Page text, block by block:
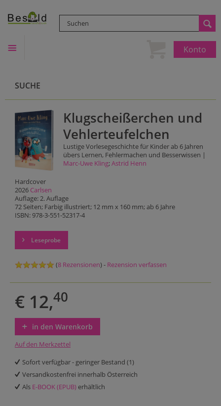
Konto
SUCHE
Klugscheißerchen und
Vehlerteufelchen
Lustige Vorlesegeschichte für Kinder ab 6 Jahren
übers Lernen, Fehlermachen und Besserwissen |
Marc-Uwe Kling;Astrid Henn
Hardcover
2026 Carlsen
Auflage: 2. Auflage
72 Seiten; Farbig illustriert; 12 mm x 160 mm; ab 6 Jahre
ISBN: 978-3-551-52317-4
Leseprobe
(8 Rezensionen) - Rezension verfassen
€ 12,40
in den Warenkorb
Auf den Merkzettel
Sofort verfügbar - geringer Bestand (1)
Versandkostenfrei innerhalb Österreich
Als E-BOOK (EPUB) erhältlich